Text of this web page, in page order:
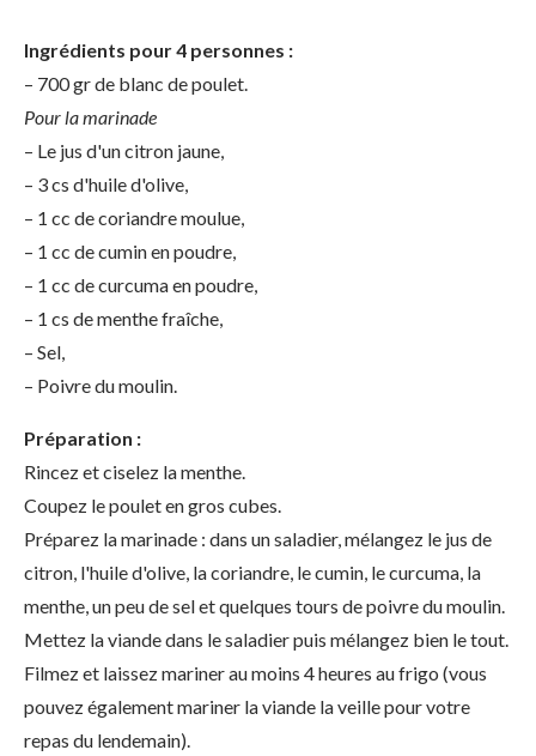
Ingrédients pour 4 personnes :
– 700 gr de blanc de poulet.
Pour la marinade
– Le jus d'un citron jaune,
– 3 cs d'huile d'olive,
– 1 cc de coriandre moulue,
– 1 cc de cumin en poudre,
– 1 cc de curcuma en poudre,
– 1 cs de menthe fraîche,
– Sel,
– Poivre du moulin.
Préparation :
Rincez et ciselez la menthe.
Coupez le poulet en gros cubes.
Préparez la marinade : dans un saladier, mélangez le jus de
citron, l'huile d'olive, la coriandre, le cumin, le curcuma, la
menthe, un peu de sel et quelques tours de poivre du moulin.
Mettez la viande dans le saladier puis mélangez bien le tout.
Filmez et laissez mariner au moins 4 heures au frigo (vous
pouvez également mariner la viande la veille pour votre
repas du lendemain).